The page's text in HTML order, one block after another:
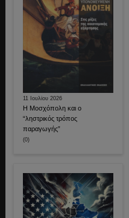
11 Ιουλίου 2026
Η Μοσχόπολη και ο
“ληστρικός τρόπος
παραγωγής”
(0)